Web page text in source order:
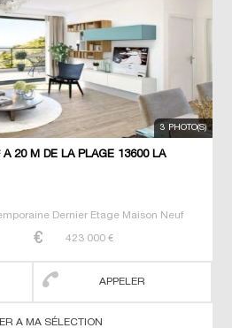
3 PHOTO(S)
20 M DE LA PLAGE 13600 LA
Dernier Etage Maison Neuf
423 000 €
APPELER
A MA SÉLECTION